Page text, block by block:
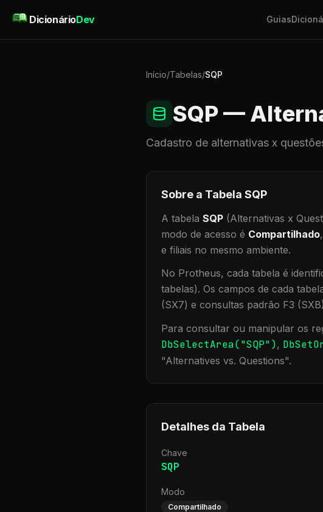
DicionárioDev Guias
Início/Tabelas/SQP
SQP—
Cadastro de alternativas x
Sobre a Tabela SQP
A tabela SQP (Alternativas x
modo de acesso é Compartilhado
e filiais no mesmo ambiente.
No Protheus, cada tabela é
tabelas). Os campos de cada
(SX7) e consultas padrão F3
Para consultar ou manipular os
DbSelectArea("SQP"),
"Alternatives vs. Questions".
Detalhes da Tabela
Chave
SQP
Modo
Compartilhado